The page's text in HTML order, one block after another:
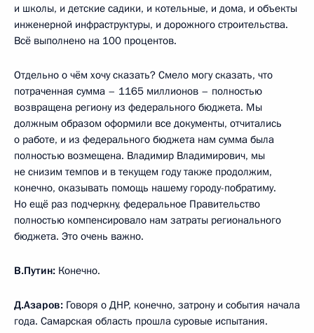
и школы, и детские садики, и котельные, и дома, и объекты
инженерной инфраструктуры, и дорожного строительства.
Всё выполнено на 100 процентов.
Отдельно о чём хочу сказать? Смело могу сказать, что
потраченная сумма – 1165 миллионов – полностью
возвращена региону из федерального бюджета. Мы
должным образом оформили все документы, отчитались
о работе, и из федерального бюджета нам сумма была
полностью возмещена. Владимир Владимирович, мы
не снизим темпов и в текущем году также продолжим,
конечно, оказывать помощь нашему городу-побратиму.
Но ещё раз подчеркну, федеральное Правительство
полностью компенсировало нам затраты регионального
бюджета. Это очень важно.
В.Путин: Конечно.
Д.Азаров: Говоря о ДНР, конечно, затрону и события начала
года. Самарская область прошла суровые испытания.